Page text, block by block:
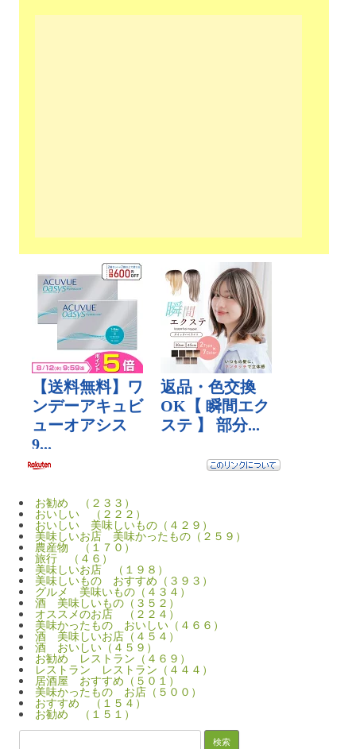
お勧め （２３３）
おいしい （２２２）
おいしい 美味しいもの（４２９）
美味しいお店 美味かったもの（２５９）
農産物 （１７０）
旅行 （４６）
美味しいお店 （１９８）
美味しいもの おすすめ（３９３）
グルメ 美味いもの（４３４）
酒 美味しいもの（３５２）
オススメのお店 （２２４）
美味かったもの おいしい（４６６）
酒 美味しいお店（４５４）
酒 おいしい（４５９）
お勧め レストラン（４６９）
レストラン レストラン（４４４）
居酒屋 おすすめ（５０１）
美味かったもの お店（５００）
おすすめ （１５４）
お勧め （１５１）